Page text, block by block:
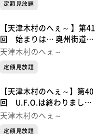
定額見放題
【天津木村のへぇ～ 】第41
回 始まりは… 奥州街道シ
リーズ①
天津木村のへぇ～
定額見放題
【天津木村のへぇ～】第40
回 U.F.O.は終わりまし
た。 UFOの謎シリーズ②完
天津木村のへぇ～
定額見放題